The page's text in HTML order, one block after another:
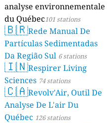
analyse environnementale
du Québec101 stations
🇧🇷Rede Manual De
Partículas Sedimentadas
Da Região Sul 6 stations
🇮🇳Respirer Living
Sciences 74 stations
🇨🇦Revolv'Air, Outil De
Analyse De L'air Du
Québec 126 stations